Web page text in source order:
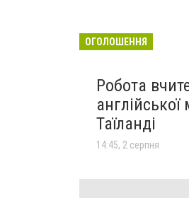
ОГОЛОШЕННЯ
Робота
Таїланді
14:45, 2 серпня